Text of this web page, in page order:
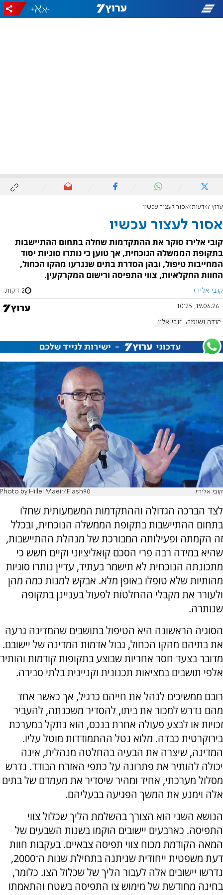
-
+
ערוץ 7 דעות אסור לעצור עכשיו
אסור לעצור עכשיו
קובי אלירז סוקר את ההתקדמות שחלה בתחום ההתיישבות
בתקופת הממשלה הנוכחית, אך טוען כי נותרו סוגיות יסוד
המחייבות טיפול, ובהן הסדרת בתים שנגרעו מהקו הכחול,
החוות החקלאיות, צווי התפיסה ורישום המקרקעין.
קובי אלירז 2 דקות
19.06.26, 10:25
יהודה ושומרון קובי אלירז
קובי אלירז Photo by Hillel Maeir/Flash90
לצד הברכה הגדולה וההתקדמות המשמעותית שחלו
בתחום ההתיישבות בתקופת הממשלה הנוכחית, ובכלל
זה הקמתה ופעילותה המבורכת של מנהלת ההתיישבות,
שהיא במידה רבה פרי הסכם קואליציוני וקיים חשש כי
מתכונתה הנוכחית לא תישמר בעתיד, עדיין נותרו סוגיות
מהותיות שלא טופלו באופן מלא. אבקש למנות כמה מהן
ולעורר את מקבלי ההחלטות לפעול בעניינן בתקופה
שנותרה.
הסוגיה הראשונה היא הטיפול בתושבים שהמדינה גרעה
את בתיהם מהקו הכחול, גבול אדמות המדינה של יישובם.
מדובר בצעד חסר אחריות שבוצע בתקופות קודמות והותיר
אלפי תושבים במציאות תכנונית וקניינית בלתי סבירה.
רובם ממשיכים לנהל את חייהם כרגיל, אך כאשר אחד
מהם נדרש למכור את ביתו, להסדיר משכנתה, להעביר
זכויות או לבצע פעולה אחרת בנכס, הוא נתקל במערכת
בירוקרטית כבדה. מלוא נטל ההתמודדות מוטל עליו.
המדינה, שיצרה את הבעיה בהחלטה מנהלית, אינה
יכולה להותיר את פתרונה על כתפי האזרח הבודד. נדרש
מסלול מערכתי, אחיד ומהיר שיסדיר את מעמדם של בתים
אלה וימנע את המשך הפגיעה בבעליהם.
הנושא השני הוא הצורך בהשלמת הליך שכלול צווי
התפיסה. כארבעים יישובים הוקמו בשנות השבעים של
המאה הקודמת מכוח צווי תפיסה צבאיים. בעקבות חוות
דעת משפטית ייחודית שניתנה בתחילת שנות ה־2000,
נדרשו יישובים אלה לעבור הליך של שכלול הצו. כלומר,
בחינה מחודשת של מימוש צו התפיסה בשטח והתאמתו